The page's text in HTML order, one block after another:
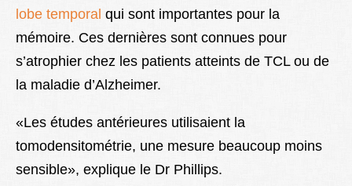
lobe temporal qui sont importantes pour la
mémoire. Ces dernières sont connues pour
s’atrophier chez les patients atteints de TCL ou de
la maladie d’Alzheimer.
«Les études antérieures utilisaient la
tomodensitométrie, une mesure beaucoup moins
sensible», explique le Dr Phillips.